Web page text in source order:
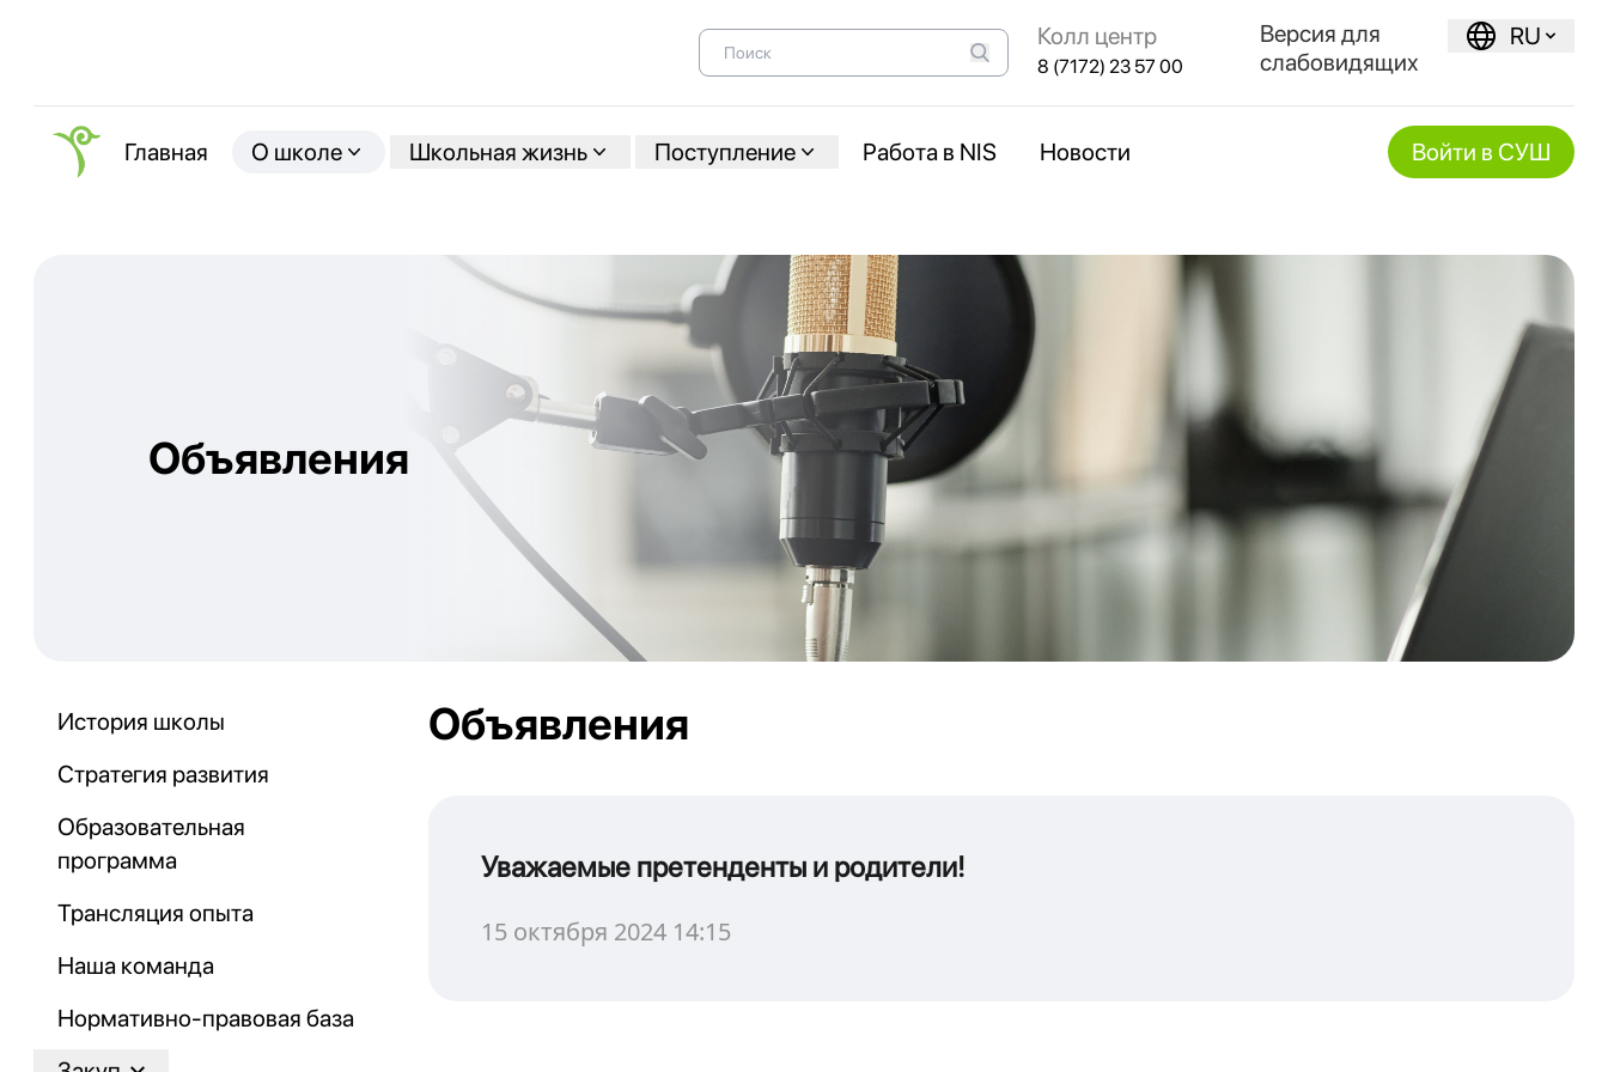
Колл центр
8 (7172) 23 57 00
Версия для
слабовидящих
RU
Главная О школе Школьная жизнь Поступление Работа в NIS Новости Войти в СУШ
Объявления
История школы
Стратегия развития
Образовательная
программа
Трансляция опыта
Наша команда
Нормативно-правовая база
Объявления
Уважаемые претенденты и родители!
15 октября 2024 14:15